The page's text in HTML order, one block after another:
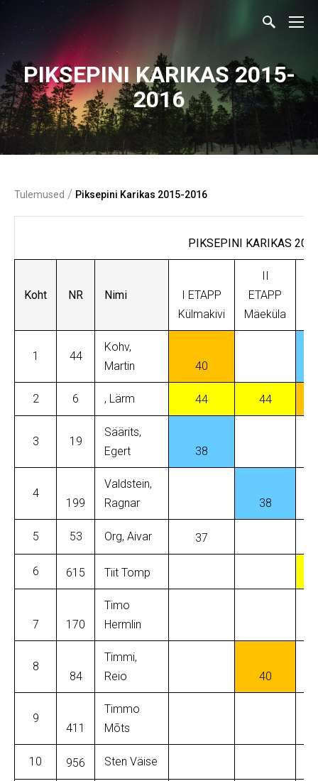
PIKSEPINI KARIKAS 2015-
2016
Tulemused / Piksepini Karikas 2015-2016
PIKSEPINI KARIKAS
Koht NR Nimi
I ETAPP
Külmakivi
II
ETAPP
Mäeküla
1 44
Kohv,
Martin
40
2 6 , Lärm 44 44
3 19
Säärits,
Egert
38
4
199
Valdstein,
Ragnar
38
5 53 Org, Aivar 37
6 615 Tiit Tomp
7 170
Timo
Hermlin
8
84
Timmi,
Reio
40
9
411
Timmo
Mõts
10 956 Sten Väise